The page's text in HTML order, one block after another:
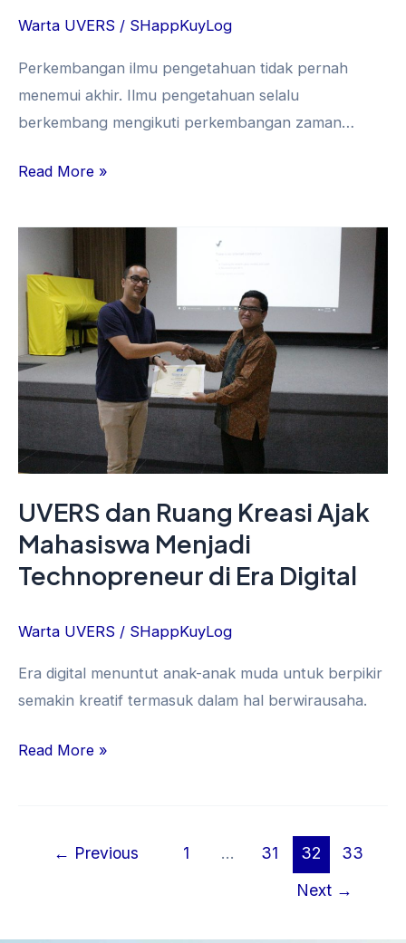
Warta UVERS / SHappKuyLog
Perkembangan ilmu pengetahuan tidak pernah
menemui akhir. Ilmu pengetahuan selalu
berkembang mengikuti perkembangan zaman…
Read More »
UVERS dan Ruang Kreasi Ajak
Mahasiswa Menjadi
Technopreneur di Era Digital
Warta UVERS / SHappKuyLog
Era digital menuntut anak-anak muda untuk berpikir
semakin kreatif termasuk dalam hal berwirausaha.
Ruang
Kreasi
Ajak
Mahasiswa
Menjadi
Technopreneur
di
Digital
Read More »
← Previous 1 … 31 32
33
Next →